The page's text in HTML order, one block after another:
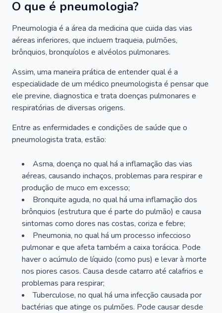
O que é pneumologia?
Pneumologia é a área da medicina que cuida das vias
aéreas inferiores, que incluem traqueia, pulmões,
brônquios, bronquíolos e alvéolos pulmonares.
Assim, uma maneira prática de entender qual é a
especialidade de um médico pneumologista é pensar que
ele previne, diagnostica e trata doenças pulmonares e
respiratórias de diversas origens.
Entre as enfermidades e condições de saúde que o
pneumologista trata, estão:
Asma, doença no qual há a inflamação das vias
aéreas, causando inchaços, problemas para respirar e
produção de muco em excesso;
Bronquite aguda, no qual há uma inflamação dos
brônquios (estrutura que é parte do pulmão) e causa
sintomas como dores nas costas, coriza e febre;
Pneumonia, no qual há um processo infeccioso
pulmonar e que afeta também a caixa torácica. Pode
haver o acúmulo de líquido (como pus) e levar à morte
nos piores casos. Causa desde catarro até calafrios e
problemas para respirar;
Tuberculose, no qual há uma infecção causada por
bactérias que atinge os pulmões. Pode causar desde